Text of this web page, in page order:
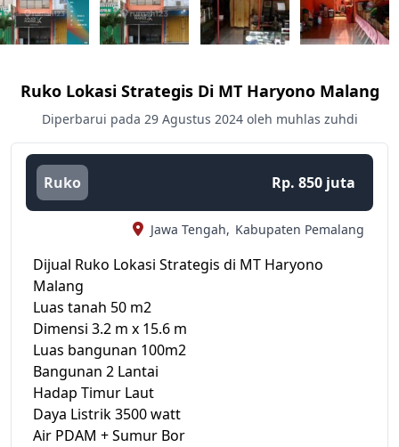
Ruko Lokasi Strategis Di MT Haryono Malang
Diperbarui pada 29 Agustus 2024 oleh muhlas zuhdi
Ruko Rp. 850 juta
Jawa Tengah, Kabupaten Pemalang
Dijual Ruko Lokasi Strategis di MT Haryono
Malang
Luas tanah 50 m2
Dimensi 3.2 m x 15.6 m
Luas bangunan 100m2
Bangunan 2 Lantai
Hadap Timur Laut
Daya Listrik 3500 watt
Air PDAM + Sumur Bor